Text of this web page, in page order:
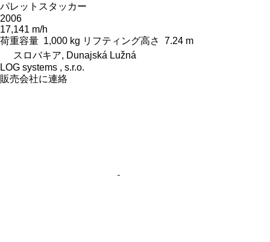
パレットスタッカー
2006
17,141 m/h
荷重容量 1,000 kg リフティング高さ
7.24 m
スロバキア, Dunajská Lužná
LOG systems , s.r.o.
販売会社に連絡